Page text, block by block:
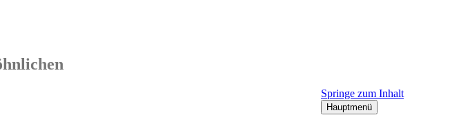
Springe zum Inhalt
Hauptmenü